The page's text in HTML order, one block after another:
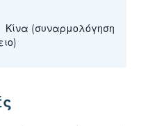
Κίνα (συναρμολόγηση